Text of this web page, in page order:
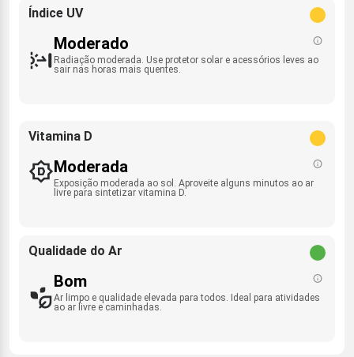
Índice UV
Moderado
Radiação moderada. Use protetor solar e acessórios leves ao
sair nas horas mais quentes.
Vitamina D
Moderada
Exposição moderada ao sol. Aproveite alguns minutos ao ar
livre para sintetizar vitamina D.
Qualidade do Ar
Bom
Ar limpo e qualidade elevada para todos. Ideal para atividades
ao ar livre e caminhadas.